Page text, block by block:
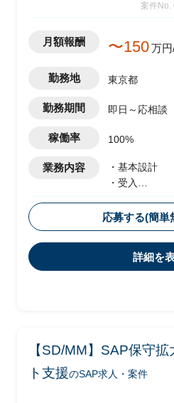
案件No.
月額報酬 〜150万
勤務地 東京都
勤務期間 即日～応相談
稼働率 100%
業務内容
・基本設計
・受入
・移行設計
応募する(簡単
詳細を
【SD/MM】SAP保守
ト支援のSAP求人・案件